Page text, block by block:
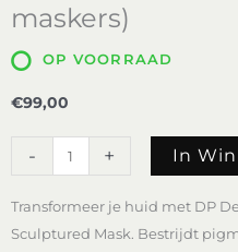
maskers)
OP VOORRAAD
€99,00
-
Dermaceuticals
Lite
3D
+ In
Transformeer je huid met DP
Sculptured Mask. Bestrijdt